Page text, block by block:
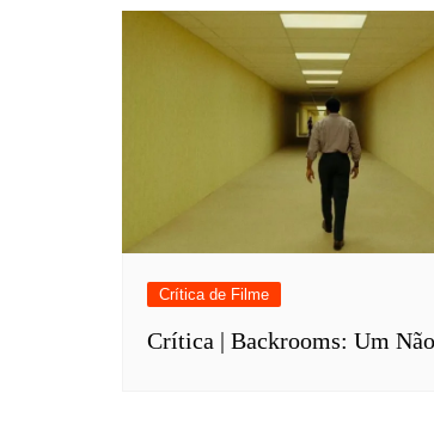
Crítica de Filme
Crítica | Backrooms: Um